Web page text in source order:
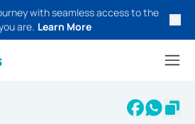
with seamless access to the
are. Learn More